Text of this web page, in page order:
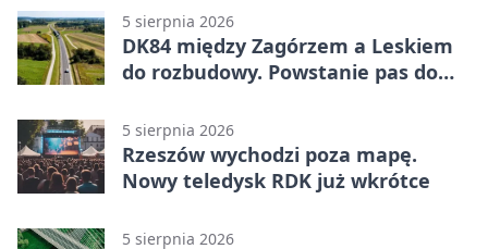
pierwszoligowca
5 sierpnia 2026
DK84 między Zagórzem a Leskiem
do rozbudowy. Powstanie pas do
5 sierpnia 2026
Rzeszów wychodzi poza mapę.
Nowy teledysk RDK już wkrótce
5 sierpnia 2026